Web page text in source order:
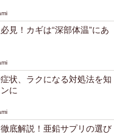
見！カギは“深部体温”にあ
状、ラクになる対処法を知
に
底解説！亜鉛サプリの選び